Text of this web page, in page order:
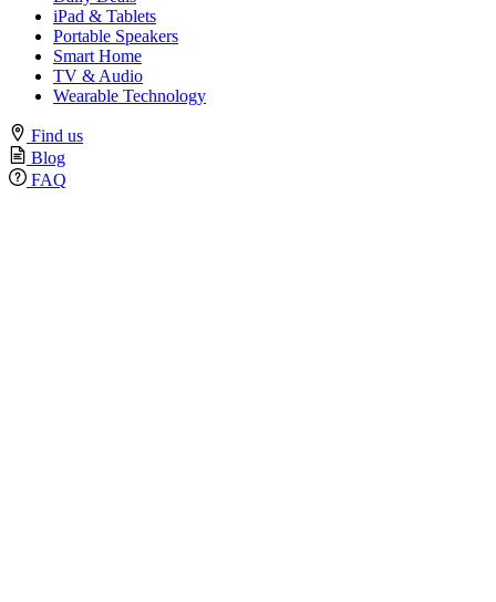
iPad & Tablets
Portable Speakers
Smart Home
TV & Audio
Wearable Technology
Find us
Blog
FAQ